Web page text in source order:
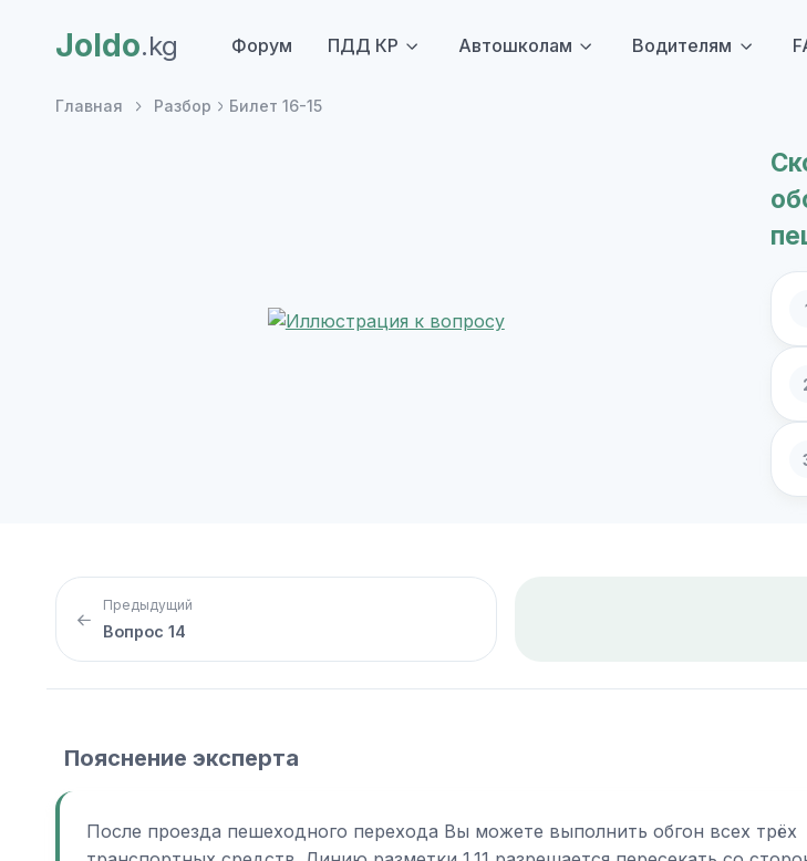
Joldo.kg Форум ПДД КР Автошколам Водителям
Главная Разбор Билет 16-15
Предыдущий
Вопрос 14
Пояснение эксперта
После проезда пешеходного перехода Вы можете выполнить обгон всех трёх